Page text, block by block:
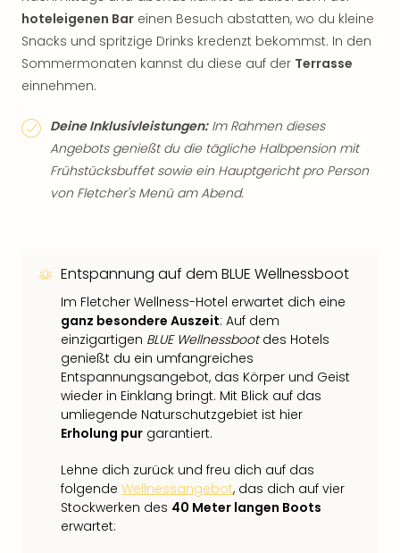
hoteleigenen Bar einen Besuch abstatten, wo du kleine
Snacks und spritzige Drinks kredenzt bekommst. In den
Sommermonaten kannst du diese auf der Terrasse
einnehmen.
Deine Inklusivleistungen:Im Rahmen dieses
Angebots genießt du die tägliche Halbpension mit
Frühstücksbuffet sowie ein Hauptgericht pro Person
von Fletcher's Menü am Abend.
Entspannung auf dem BLUE Wellnessboot
Im Fletcher Wellness-Hotel erwartet dich eine
ganz besondere Auszeit: Auf dem
einzigartigen BLUE Wellnessbootdes Hotels
genießt du ein umfangreiches
Entspannungsangebot, das Körper und Geist
wieder in Einklang bringt. Mit Blick auf das
umliegende Naturschutzgebiet ist hier
Erholung pur garantiert.
Lehne dich zurück und freu dich auf das
folgende Wellnessangebot, das dich auf vier
Stockwerken des 40 Meter langen Boots
erwartet: